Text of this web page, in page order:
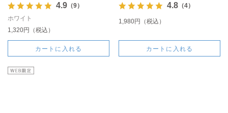
4.9（9）
ホワイト
1,320円（税込）
カートに入れる
4.8（4）
1,980円（税込）
カートに入れる